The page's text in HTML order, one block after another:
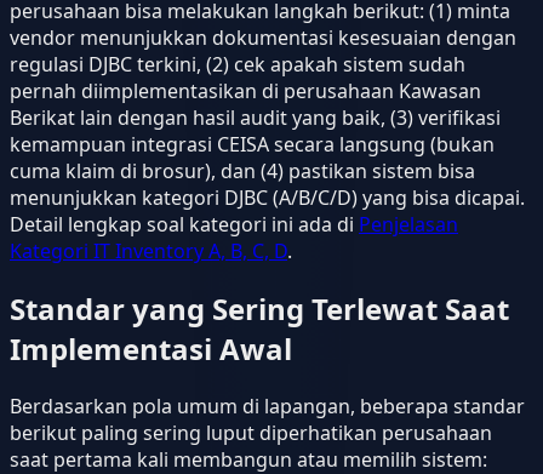
perusahaan bisa melakukan langkah berikut: (1) minta
vendor menunjukkan dokumentasi kesesuaian dengan
regulasi DJBC terkini, (2) cek apakah sistem sudah
pernah diimplementasikan di perusahaan Kawasan
Berikat lain dengan hasil audit yang baik, (3) verifikasi
kemampuan integrasi CEISA secara langsung (bukan
cuma klaim di brosur), dan (4) pastikan sistem bisa
menunjukkan kategori DJBC (A/B/C/D) yang bisa dicapai.
Detail lengkap soal kategori ini ada di Penjelasan
Kategori IT Inventory A, B, C, D.
Standar yang Sering Terlewat Saat
Implementasi Awal
Berdasarkan pola umum di lapangan, beberapa standar
berikut paling sering luput diperhatikan perusahaan
saat pertama kali membangun atau memilih sistem: